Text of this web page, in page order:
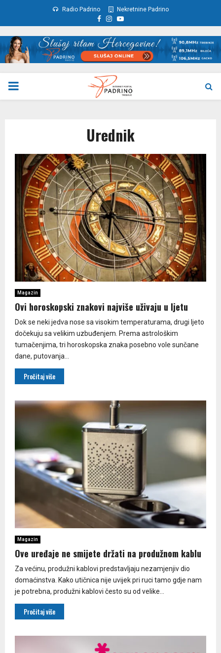
Radio Padrino Nekretnine Padrino
Facebook
Instagram
Youtube
PRIMARY
Urednik
Magazin
Ovi horoskopski znakovi najviše uživaju u ljetu
Dok se neki jedva nose sa visokim temperaturama, drugi ljeto
dočekuju sa velikim uzbuđenjem. Prema astrološkim
tumačenjima, tri horoskopska znaka posebno vole sunčane
dane, putovanja...
Pročitaj više
Magazin
Ove uređaje ne smijete držati na produžnom kablu
Za većinu, produžni kablovi predstavljaju nezamjenjiv dio
domaćinstva. Kako utičnica nije uvijek pri ruci tamo gdje nam
je potrebna, produžni kablovi često su od velike...
Pročitaj više